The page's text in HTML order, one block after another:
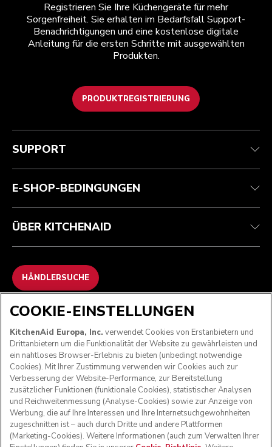
Registrieren Sie Ihre Küchengeräte für mehr
Sorgenfreiheit. Sie erhalten im Bedarfsfall Support-
Benachrichtigungen und eine kostenlose digitale
Anleitung für die ersten Schritte mit ausgewählten
Produkten.
PRODUKTREGISTRIERUNG
Health Check
Verfolgen Sie Ihre Bestellung
Garantie und Dokumente
Häufig gestellte fragen
Teilnahmebedingungen
Rückgaben und Erstattungen
Impressum
ODR
Die Marke
Händlersuche
SUPPORT
E-SHOP-BEDINGUNGEN
ÜBER KITCHENAID
HÄNDLERSUCHE
WIR AKZEPTIEREN
FOLGEN SIE UNS
COOKIE-EINSTELLUNGEN
KitchenAid Europa, Inc. verwendet Cookies von Erstanbietern und
Drittanbietern um die Funktionalität der Website zu gewährleisten und
ein nahtloses Browser-Erlebnis zu bieten (unbedingt notwendige
Cookies). Mit Ihrer Zustimmung verwenden wir Cookies auch zur
Verbesserung der Website-Performance, zur Bereitstellung
zusätzlicher Funktionen (funktionale Cookies), statistischer Analysen
und Reichweitenmessung (Analyse-Cookies) sowie zur Anzeige von
Werbung, die auf Ihre Interessen und Ihre Internetsuchgewohnheiten
zugeschnitten ist – auch durch Dritte und andere Plattformen
(Marketing-Cookies). Weitere Informationen (auch zum Verwalten Ihrer